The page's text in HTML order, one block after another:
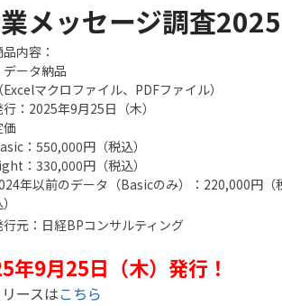
メッセージ調査2025
内容：
データ納品
（Excelマクロファイル、PDFファイル）
：2025年9月25日（木）
：550,000円（税込）
：330,000円（税込）
年以前のデータ（Basicのみ）：220,000円（
元：日経BPコンサルティング
年9月25日（木）発行！
ースはこちら